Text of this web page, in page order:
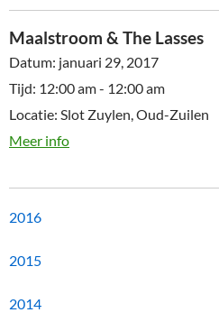
Maalstroom & The Lasses
Datum: januari 29, 2017
Tijd: 12:00 am - 12:00 am
Locatie: Slot Zuylen, Oud-Zuilen
Meer info
2016
2015
2014